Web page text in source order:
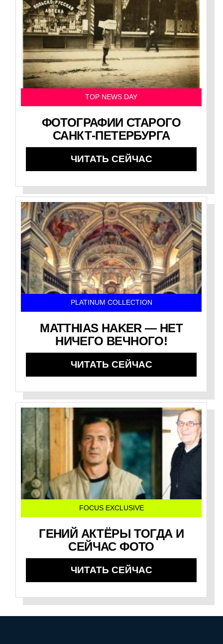
TOP NEWS DAY
ФОТОГРАФИИ СТАРОГО
САНКТ-ПЕТЕРБУРГА
ЧИТАТЬ СЕЙЧАС
PLATINUM COLLECTION
MATTHIAS HAKER — НЕТ
НИЧЕГО ВЕЧНОГО!
ЧИТАТЬ СЕЙЧАС
FOCUS EXCLUSIVE
ГЕНИЙ АКТЁРЫ ТОГДА И
СЕЙЧАС ФОТО
ЧИТАТЬ СЕЙЧАС